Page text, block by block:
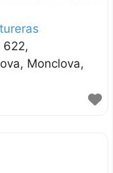
622,
Monclova